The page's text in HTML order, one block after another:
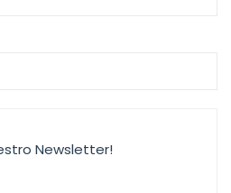
Newsletter!